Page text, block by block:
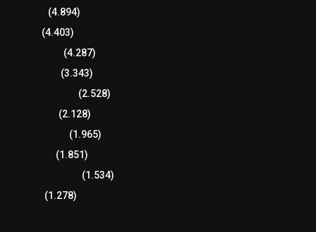
(4.894)
(4.403)
(4.287)
(3.343)
(2.528)
(2.128)
(1.965)
(1.851)
(1.534)
(1.278)